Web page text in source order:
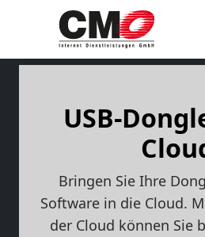
USB-
Bringen Sie Ihre
Software in die Cloud.
der Cloud können Sie